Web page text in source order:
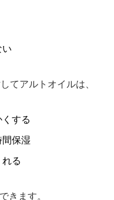
てアルトオイルは、
する
保湿
る
きます。